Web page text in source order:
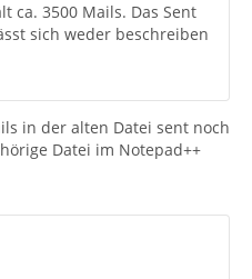
ca. 3500 Mails. Das Sent
sich weder beschreiben
in der alten Datei sent noch
Datei im Notepad++